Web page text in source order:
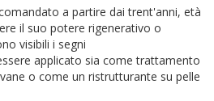
a partire dai trent'anni, età
il suo potere rigenerativo o
visibili i segni
applicato sia come trattamento
o come un ristrutturante su pelle